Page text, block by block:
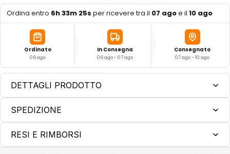
Ordina entro 6h 33m 24s per ricevere tra il 07 agoe il10 ago
Ordinato
06 ago
In Consegna
06 ago - 07 ago
Consegnato
07 ago - 10 ago
DETTAGLI PRODOTTO
SPEDIZIONE
RESI E RIMBORSI